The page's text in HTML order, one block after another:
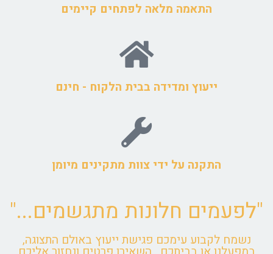
התאמה מלאה לפתחים קיימים
ייעוץ ומדידה בבית הלקוח - חינם​
התקנה על ידי צוות מתקינים מיומן
"לפעמים חלונות מתגשמים..."
נשמח לקבוע עימכם פגישת ייעוץ באולם התצוגה,